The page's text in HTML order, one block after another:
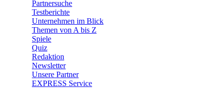
Partnersuche
Testberichte
Unternehmen im Blick
Themen von A bis Z
Spiele
Quiz
Redaktion
Newsletter
Unsere Partner
EXPRESS Service